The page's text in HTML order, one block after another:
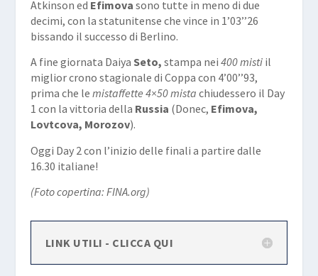
Atkinson ed Efimova sono tutte in meno di due
decimi, con la statunitense che vince in 1’03’’26
bissando il successo di Berlino.
A fine giornata Daiya Seto, stampa nei 400 mistiil
miglior crono stagionale di Coppa con 4’00’’93,
prima che le mistaffette 4×50 mista chiudessero il Day
1 con la vittoria della Russia (Donec, Efimova,
Lovtcova, Morozov).
Oggi Day 2 con l’inizio delle finali a partire dalle
16.30 italiane!
(Foto copertina: FINA.org)
LINK UTILI - CLICCA QUI